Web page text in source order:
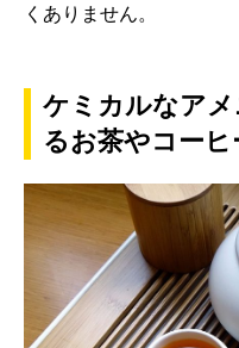
くありません。
ケミカルなア
るお茶やコー